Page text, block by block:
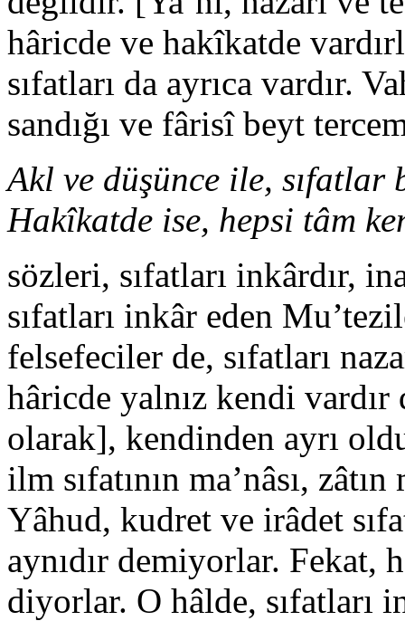
hâricde ve hakîkatde
sıfatları da ayrıca vardır.
sandığı ve fârisî beyt
Akl ve düşünce ile, sıfatlar
Hakîkatde ise, hepsi tâm
sözleri, sıfatları inkârdır,
sıfatları inkâr eden
felsefeciler de, sıfatları
hâricde yalnız kendi
olarak], kendinden ayrı
ilm sıfatının ma’nâsı,
Yâhud, kudret ve irâdet
aynıdır demiyorlar. Fekat,
diyorlar. O hâlde, sıfatları